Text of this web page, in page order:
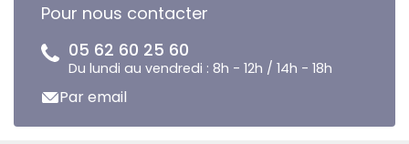
Pour nous contacter
05 62 60 25 60
Du lundi au vendredi : 8h - 12h / 14h - 18h
Par email